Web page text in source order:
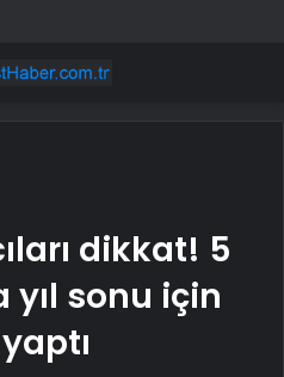
dikkat! 5
sonu için